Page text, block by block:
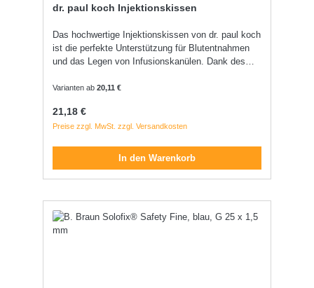
dr. paul koch Injektionskissen
Das hochwertige Injektionskissen von dr. paul koch
ist die perfekte Unterstützung für Blutentnahmen
und das Legen von Infusionskanülen. Dank des
stabile und komfortable Unterlage für den
maximale Hygiene und einfache Reinigung - ideal
für den täglichen Einsatz in Praxis und Klinik.
Varianten ab20,11 €
Regulärer Preis:
21,18 €
Preise zzgl. MwSt. zzgl. Versandkosten
In den Warenkorb